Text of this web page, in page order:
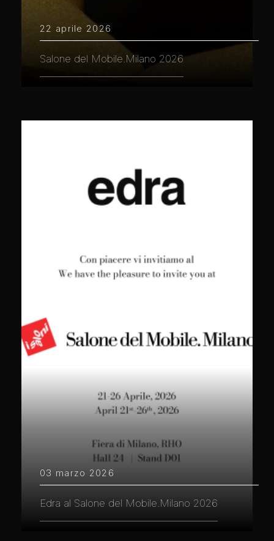
22 aprile 2026
Salone del Mobile.Milano 2026
03 marzo 2026
Edra al Salone del Mobile.Milano 2026